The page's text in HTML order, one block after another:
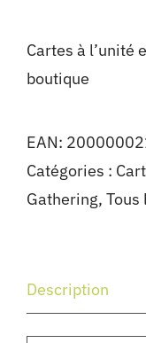
Cartes à l’unité
boutique
EAN:
Catégories :
Gathering, Tous
Description